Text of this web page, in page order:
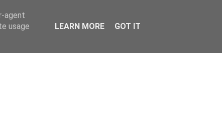
agent
usage
LEARN MORE GOT IT